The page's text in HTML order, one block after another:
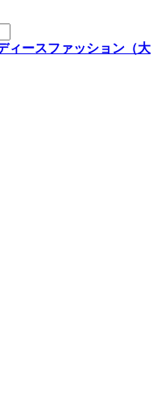
ィースファッション（大